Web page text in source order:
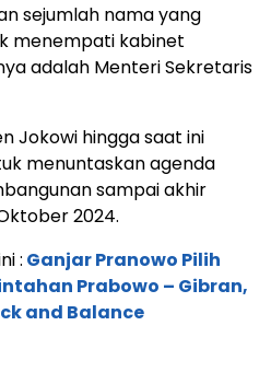
sejumlah nama yang
menempati kabinet
adalah Menteri Sekretaris
Jokowi hingga saat ini
menuntaskan agenda
sampai akhir
2024.
: Ganjar Pranowo Pilih
Prabowo – Gibran,
and Balance